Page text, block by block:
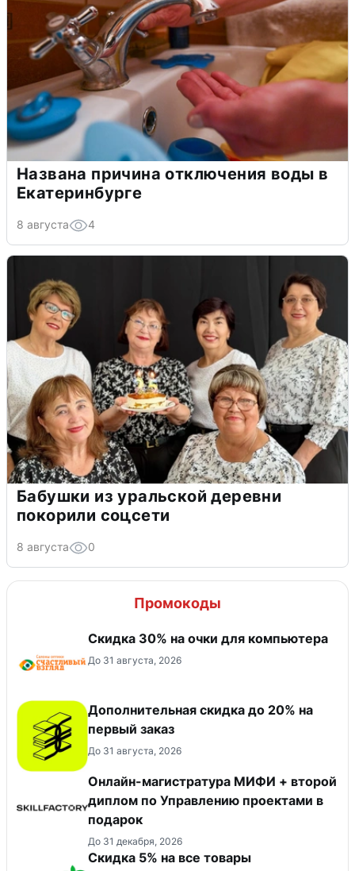
Названа причина отключения воды в
Екатеринбурге
8 августа 4
Бабушки из уральской деревни
покорили соцсети
8 августа 0
Промокоды
Скидка 30% на очки для компьютера
До 31 августа, 2026
Дополнительная скидка до 20% на
первый заказ
До 31 августа, 2026
Онлайн-магистратура МИФИ + второй
диплом по Управлению проектами в
подарок
До 31 декабря, 2026
Скидка 5% на все товары